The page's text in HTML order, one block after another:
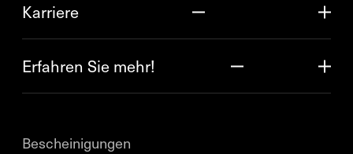
Karriere
Erfahren Sie mehr!
Bescheinigungen